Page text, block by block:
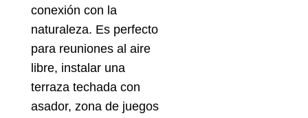
conexión con la
naturaleza. Es perfecto
para reuniones al aire
libre, instalar una
terraza techada con
asador, zona de juegos